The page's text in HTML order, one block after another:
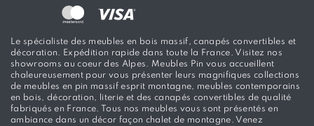
Le spécialiste des meubles en bois massif, canapés convertibles et
décoration. Expédition rapide dans toute la France. Visitez nos
showrooms au coeur des Alpes. Meubles Pin vous accueillent
chaleureusement pour vous présenter leurs magnifiques collections
de meubles en pin massif esprit montagne, meubles contemporains
en bois, décoration, literie et des canapés convertibles de qualité
fabriqués en France. Tous nos meubles vous sont présentés en
ambiance dans un décor façon chalet de montagne. Venez